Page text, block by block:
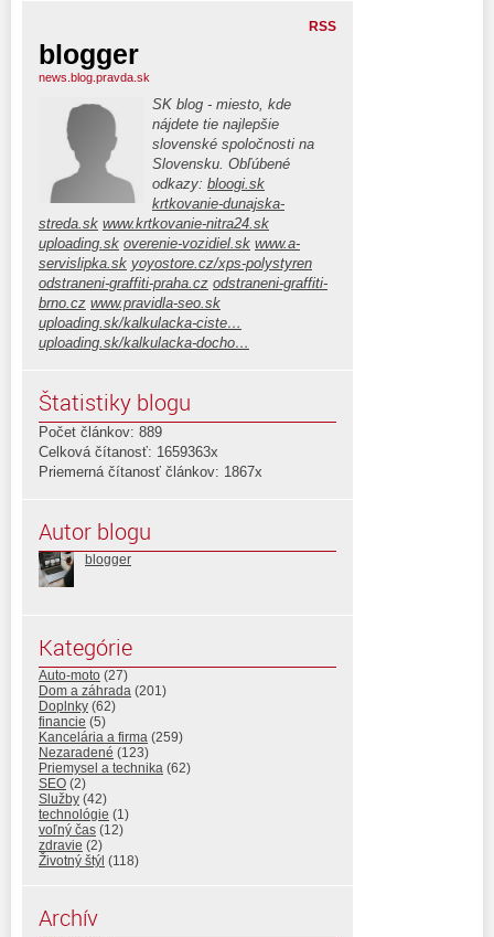
RSS
blogger
news.blog.pravda.sk
SK blog - miesto, kde
nájdete tie najlepšie
slovenské spoločnosti na
Slovensku. Obľúbené
odkazy: bloogi.sk
krtkovanie-dunajska-
streda.sk www.krtkovanie-nitra24.sk
uploading.sk overenie-vozidiel.sk www.a-
servislipka.sk yoyostore.cz/xps-polystyren
odstraneni-graffiti-praha.cz odstraneni-graffiti-
brno.cz www.pravidla-seo.sk
uploading.sk/kalkulacka-ciste…
uploading.sk/kalkulacka-docho…
Štatistiky blogu
Počet článkov: 889
Celková čítanosť: 1659363x
Priemerná čítanosť článkov: 1867x
Autor blogu
blogger
Kategórie
Auto-moto (27)
Dom a záhrada (201)
Doplnky (62)
financie (5)
Kancelária a firma (259)
Nezaradené (123)
Priemysel a technika (62)
SEO (2)
Služby (42)
technológie (1)
voľný čas (12)
zdravie (2)
Životný štýl (118)
Archív